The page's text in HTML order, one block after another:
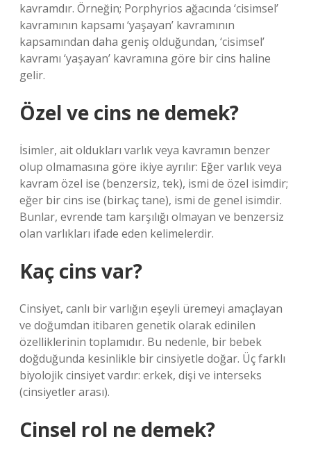
kavramdır. Örneğin; Porphyrios ağacında ‘cisimsel’
kavramının kapsamı ‘yaşayan’ kavramının
kapsamından daha geniş olduğundan, ‘cisimsel’
kavramı ‘yaşayan’ kavramına göre bir cins haline
gelir.
Özel ve cins ne demek?
İsimler, ait oldukları varlık veya kavramın benzer
olup olmamasına göre ikiye ayrılır: Eğer varlık veya
kavram özel ise (benzersiz, tek), ismi de özel isimdir;
eğer bir cins ise (birkaç tane), ismi de genel isimdir.
Bunlar, evrende tam karşılığı olmayan ve benzersiz
olan varlıkları ifade eden kelimelerdir.
Kaç cins var?
Cinsiyet, canlı bir varlığın eşeyli üremeyi amaçlayan
ve doğumdan itibaren genetik olarak edinilen
özelliklerinin toplamıdır. Bu nedenle, bir bebek
doğduğunda kesinlikle bir cinsiyetle doğar. Üç farklı
biyolojik cinsiyet vardır: erkek, dişi ve interseks
(cinsiyetler arası).
Cinsel rol ne demek?